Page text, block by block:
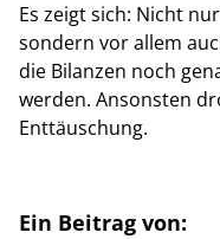
Es zeigt sich: Nicht
sondern vor allem
die Bilanzen noch
werden. Ansonsten
Enttäuschung.
Ein Beitrag von: